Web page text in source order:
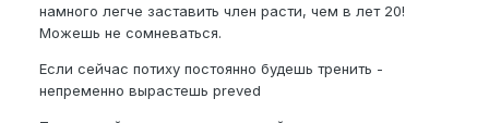
намного легче заставить член расти, чем в лет 20!
Можешь не сомневаться.
Если сейчас потиху постоянно будешь тренить -
непременно вырастешь preved